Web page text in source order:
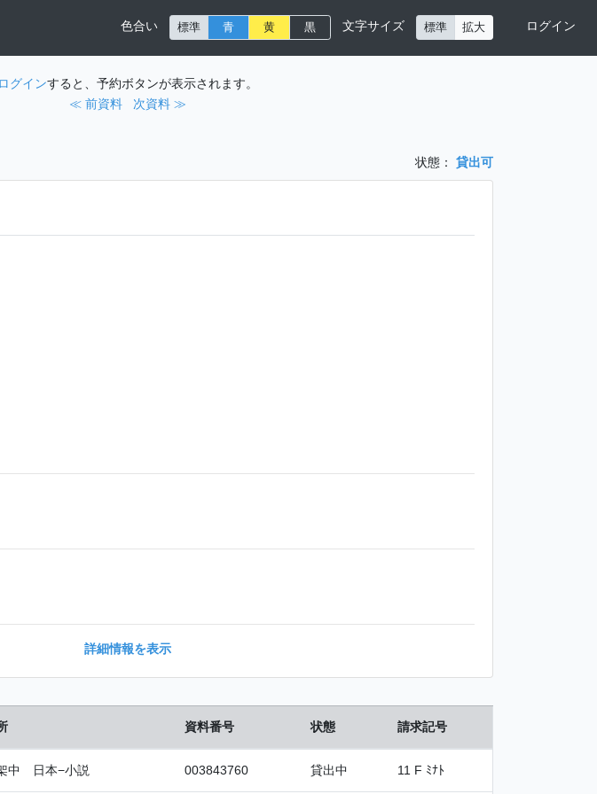
色合い 標準 青 黄 黒 文字サイズ 標準 拡大 ログイン
ログインすると、予約ボタンが表示されます。
≪ 前資料
次資料 ≫
状態： 貸出可
詳細情報を表示
資料番号 状態 請求記号
中 日本−小説 003843760 貸出中 11 F ﾐﾅﾄ